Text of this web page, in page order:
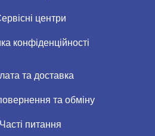
центри
конфіденційності
та доставка
та обміну
Часті питання